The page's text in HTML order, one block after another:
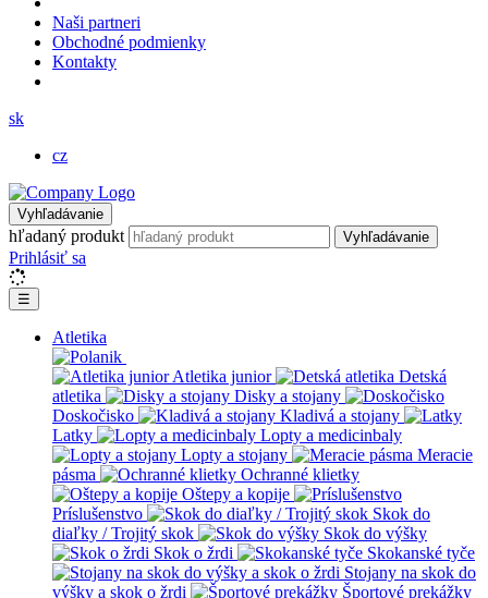
Naši partneri
Obchodné podmienky
Kontakty
sk
cz
Vyhľadávanie
hľadaný produkt Vyhľadávanie
Prihlásiť sa
☰
Atletika
Atletika junior
Detská
atletika
Disky a stojany
Doskočisko
Kladivá a stojany
Latky
Lopty a medicinbaly
Lopty a stojany
Meracie
pásma
Ochranné klietky
Oštepy a kopije
Príslušenstvo
Skok do
diaľky / Trojitý skok
Skok do výšky
Skok o žrdi
Skokanské tyče
Stojany na skok do
výšky a skok o žrdi
Športové prekážky